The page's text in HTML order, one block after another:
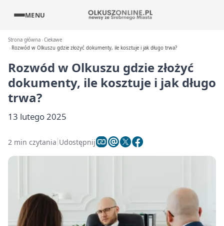
MENU
Strona główna Ciekawe
Rozwód w Olkuszu gdzie złożyć dokumenty, ile kosztuje i jak długo trwa?
Rozwód w Olkuszu gdzie złożyć
dokumenty, ile kosztuje i jak długo
trwa?
13 lutego 2025
2 min czytania Udostępnij